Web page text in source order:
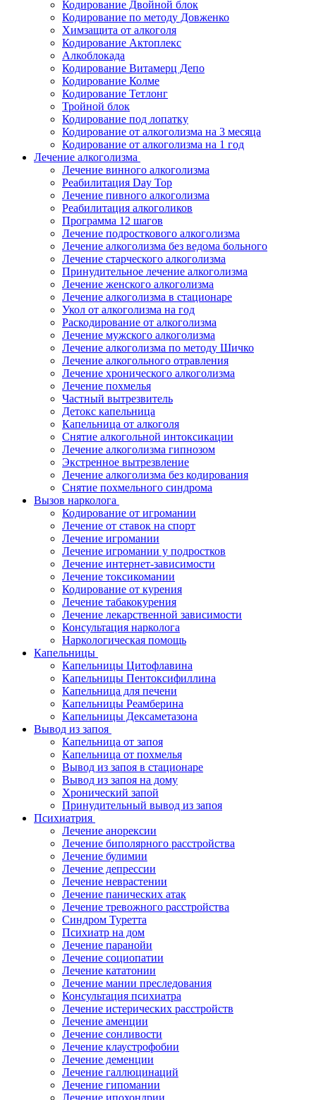
Кодирование Двойной блок
Кодирование по методу Довженко
Химзащита от алкоголя
Кодирование Актоплекс
Алкоблокада
Кодирование Витамерц Депо
Кодирование Колме
Кодирование Тетлонг
Тройной блок
Кодирование под лопатку
Кодирование от алкоголизма на 3 месяца
Кодирование от алкоголизма на 1 год
Лечение алкоголизма
Лечение винного алкоголизма
Реабилитация Day Top
Лечение пивного алкоголизма
Реабилитация алкоголиков
Программа 12 шагов
Лечение подросткового алкоголизма
Лечение алкоголизма без ведома больного
Лечение старческого алкоголизма
Принудительное лечение алкоголизма
Лечение женского алкоголизма
Лечение алкоголизма в стационаре
Укол от алкоголизма на год
Раскодирование от алкоголизма
Лечение мужского алкоголизма
Лечение алкоголизма по методу Шичко
Лечение алкогольного отравления
Лечение хронического алкоголизма
Лечение похмелья
Частный вытрезвитель
Детокс капельница
Капельница от алкоголя
Снятие алкогольной интоксикации
Лечение алкоголизма гипнозом
Экстренное вытрезвление
Лечение алкоголизма без кодирования
Снятие похмельного синдрома
Вызов нарколога
Кодирование от игромании
Лечение от ставок на спорт
Лечение игромании
Лечение игромании у подростков
Лечение интернет-зависимости
Лечение токсикомании
Кодирование от курения
Лечение табакокурения
Лечение лекарственной зависимости
Консультация нарколога
Наркологическая помощь
Капельницы
Капельницы Цитофлавина
Капельницы Пентоксифиллина
Капельница для печени
Капельницы Реамберина
Капельницы Дексаметазона
Вывод из запоя
Капельница от запоя
Капельница от похмелья
Вывод из запоя в стационаре
Вывод из запоя на дому
Хронический запой
Принудительный вывод из запоя
Психиатрия
Лечение анорексии
Лечение биполярного расстройства
Лечение булимии
Лечение депрессии
Лечение неврастении
Лечение панических атак
Лечение тревожного расстройства
Синдром Туретта
Психиатр на дом
Лечение паранойи
Лечение социопатии
Лечение кататонии
Лечение мании преследования
Консультация психиатра
Лечение истерических расстройств
Лечение аменции
Лечение сонливости
Лечение клаустрофобии
Лечение деменции
Лечение галлюцинаций
Лечение гипомании
Лечение ипохондрии